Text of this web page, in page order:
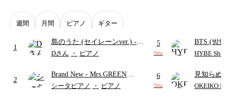
週間 月間 ピアノ ギター
1
島のうた (セイレーンver.) -
セイレーン(CV.鈴木みのり)
ード・ペダル付き/『映画ちい
かわ 人魚の島のひみつ』よ
Dさん ・ ピアノ
2
Brand New - Mrs.GREEN
APPLE
シータピアノ ・ ピアノ
5
New
BTS (방
HYBE
6
New
見知ら
ャツが乾
OKEIKO